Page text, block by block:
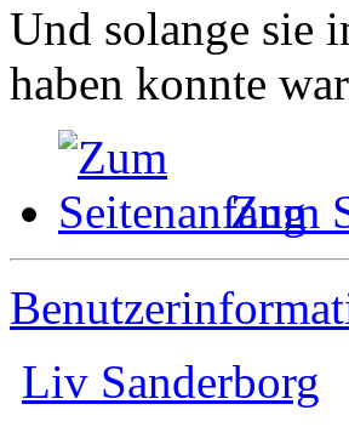
Und solange sie
haben konnte
Zum
Liv Sanderborg